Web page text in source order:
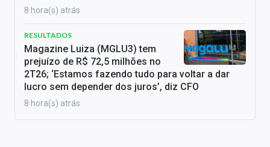
8 hora(s) atrás
RESULTADOS
Magazine Luiza (MGLU3) tem
prejuízo de R$ 72,5 milhões no
2T26; ‘Estamos fazendo tudo para voltar a dar
lucro sem depender dos juros’, diz CFO
8 hora(s) atrás